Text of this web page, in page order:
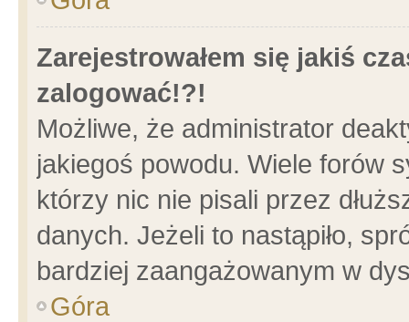
Zarejestrowałem się jakiś
zalogować!?!
Możliwe, że administrator
jakiegoś powodu. Wiele forów
którzy nic nie pisali przez
danych. Jeżeli to nastąpiło,
bardziej zaangażowanym w
Góra